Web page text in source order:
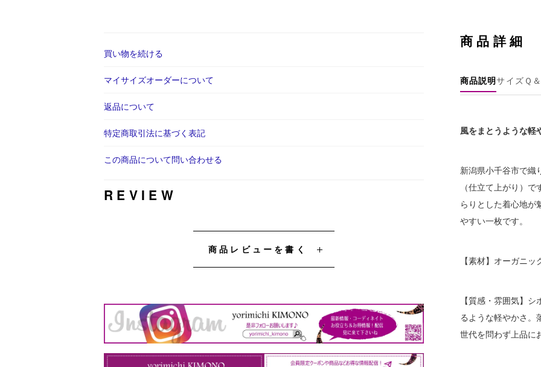
商品詳細
商品説明サイズ Ｑ
風をまとうような軽
新潟県小千谷市で織
（仕立て上がり）
らりとした着心地が
やすい一枚です。
【素材】オーガニ
【質感・雰囲気】
るような軽やかさ。
世代を問わず上品に
買い物を続ける
マイサイズオーダーについて
返品について
特定商取引法に基づく表記
この商品について問い合わせる
REVIEW
商品レビューを書く